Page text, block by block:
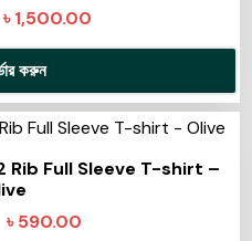
৳1,500.00
করুন
Rib Full Sleeve T-shirt –
৳590.00